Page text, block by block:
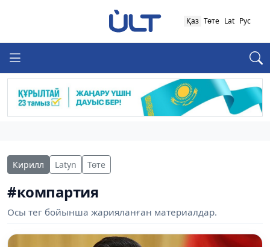
Қаз Төте Lat Рус
Кирилл Latyn Төте
#компартия
Осы тег бойынша жарияланған материалдар.